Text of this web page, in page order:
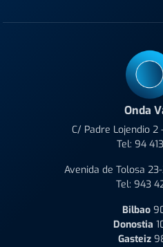
Onda
C/ Padre Lojendio 2
Tel: 94
Avenida de Tolosa
Tel: 943
Bilbao
Donostia
Gasteiz